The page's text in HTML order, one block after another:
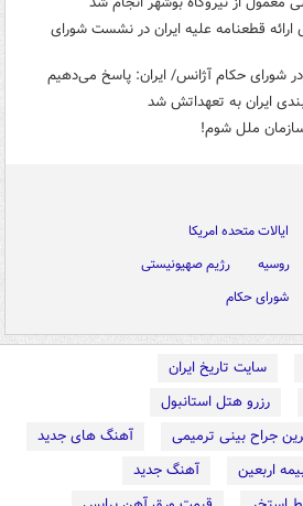
قطعنامه علیه ایران در نشست شورای
شورای حکام آژانس/ ایران: پاسخ می‌دهیم
ایران به تعهداتش شد
ملل شوم!
ایالات متحده امریکا
روسیه
رژیم صهیونیستی
شورای حکام
سایت تاریخ ایران
رزرو هتل استانبول
جراح بینی ترمیمی
آهنگ های جدید
اربعین
آهنگ جدید